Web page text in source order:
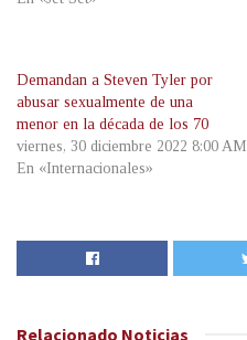
Demandan a Steven Tyler por
abusar sexualmente de una
menor en la década de los 70
viernes, 30 diciembre 2022 8:00 AM
En «Internacionales»
Relacionado Noticias